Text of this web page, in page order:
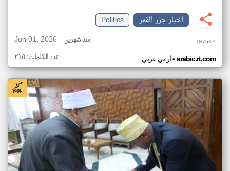
اخبار جزر القمر
Politics
Jun 01, 2026
منذ شهرين TN75KY
ار تي عربي• arabic.rt.com عدد الكلمات: ٢١٥